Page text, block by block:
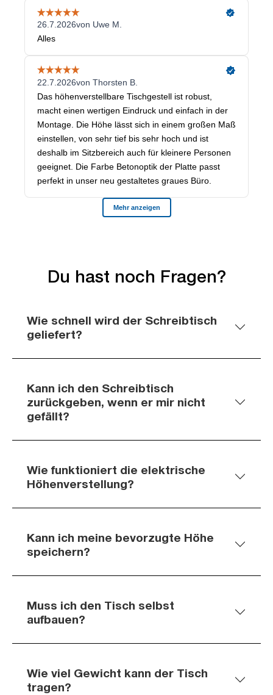
Du hast noch Fragen?
Wie schnell wird der Schreibtisch
geliefert?
Kann ich den Schreibtisch
zurückgeben, wenn er mir nicht
gefällt?
Wie funktioniert die elektrische
Höhenverstellung?
Kann ich meine bevorzugte Höhe
speichern?
Muss ich den Tisch selbst
aufbauen?
Wie viel Gewicht kann der Tisch
tragen?